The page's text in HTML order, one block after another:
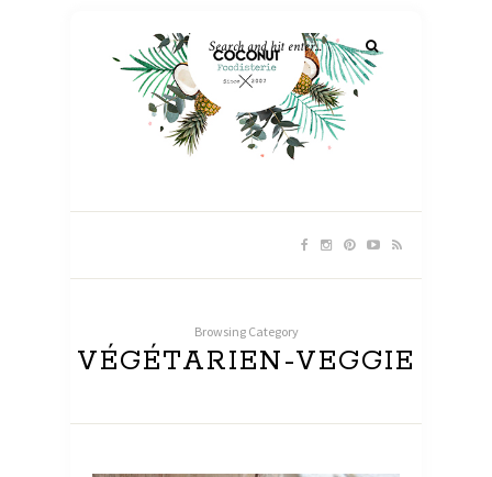
Browsing Category
VÉGÉTARIEN-VEGGIE